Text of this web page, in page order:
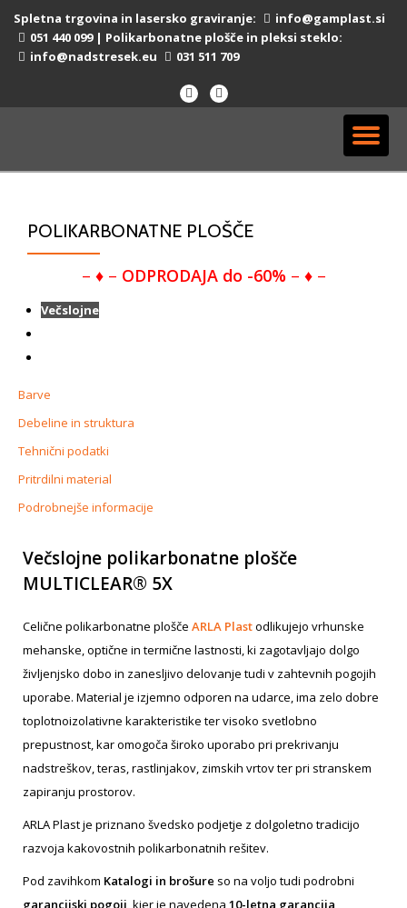
Skip
Spletna trgovina in lasersko graviranje:
info@gamplast.si
051 440 099 | Polikarbonatne plošče in pleksi steklo:
info@nadstresek.eu
031 511 709
fa-
facebook
fa-
instagram
POLIKARBONATNE PLOŠČE
– ♦ – ODPRODAJA do -60% – ♦ –
Večslojne
Barve
Debeline in struktura
Tehnični podatki
Pritrdilni material
Podrobnejše informacije
Večslojne polikarbonatne plošče
MULTICLEAR® 5X
Celične polikarbonatne plošče ARLA Plastodlikujejo vrhunske
mehanske, optične in termične lastnosti, ki zagotavljajo dolgo
življenjsko dobo in zanesljivo delovanje tudi v zahtevnih pogojih
uporabe. Material je izjemno odporen na udarce, ima zelo dobre
toplotnoizolativne karakteristike ter visoko svetlobno
prepustnost, kar omogoča široko uporabo pri prekrivanju
nadstreškov, teras, rastlinjakov, zimskih vrtov ter pri stranskem
zapiranju prostorov.
ARLA Plast je priznano švedsko podjetje z dolgoletno tradicijo
razvoja kakovostnih polikarbonatnih rešitev.
Pod zavihkom Katalogi in brošure so na voljo tudi podrobni
garancijski pogoji , kjer je navedena 10-letna garancija